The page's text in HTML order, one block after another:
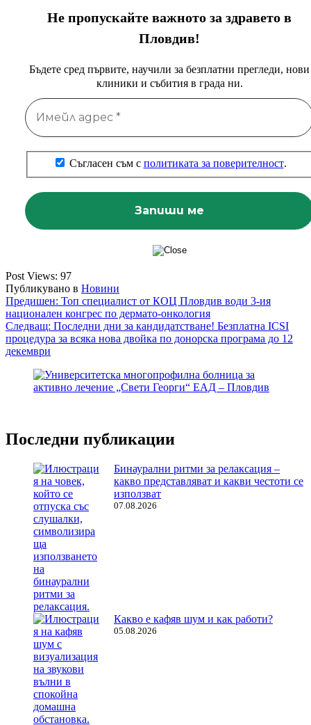
Не пропускайте важното за здравето в
Пловдив!
Бъдете сред първите, научили за безплатни прегледи, нови
клиники и събития в града ни.
Съгласен съм с политиката за поверителност.
Post Views: 97
Публикувано в Новини
Навигация
Предишен: Топ специалист от КОЦ Пловдив води 3-ия
национален конгрес по дермато-онкология
Следващ: Последни дни за кандидатстване! Безплатна ICSI
процедура за всяка нова двойка по донорска програма до 12
декември
Последни публикации
Бинаурални ритми за релаксация –
какво представляват и какви честоти се
използват
07.08.2026
Какво е кафяв шум и как работи?
05.08.2026